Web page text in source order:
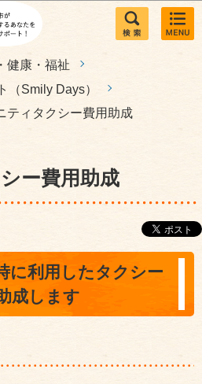
ジの本文へ移動
健康・福祉
Smily Days）
ティタクシー費用助成
ー費用助成
に利用したタクシー
成します